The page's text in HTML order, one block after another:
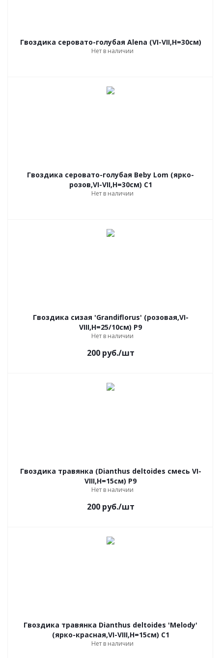
Гвоздика серовато-голубая Alena (VI-VII,Н=30см)
Нет в наличии
Гвоздика серовато-голубая Beby Lom (ярко-
розов,VI-VII,Н=30см) С1
Нет в наличии
Гвоздика сизая 'Grandiflorus' (розовая,VI-
VIII,Н=25/10см) Р9
Нет в наличии
200руб./шт
Гвоздика травянка (Dianthus deltoides смесь VI-
VIII,Н=15см) P9
Нет в наличии
200руб./шт
Гвоздика травянка Dianthus deltoides 'Melody'
(ярко-красная,VI-VIII,Н=15см) C1
Нет в наличии